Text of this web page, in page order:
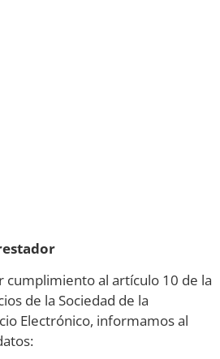
cumplimiento al artículo 10 de la
de la Sociedad de la
Electrónico, informamos al